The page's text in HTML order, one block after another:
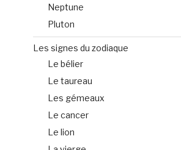
Neptune
Pluton
Les signes du zodiaque
Le bélier
Le taureau
Les gémeaux
Le cancer
Le lion